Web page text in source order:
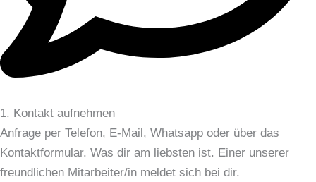
1. Kontakt aufnehmen
Anfrage per Telefon, E-Mail, Whatsapp oder über das
Kontaktformular. Was dir am liebsten ist. Einer unserer
freundlichen Mitarbeiter/in meldet sich bei dir.